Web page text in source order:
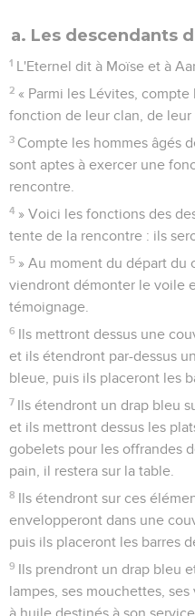
a. Les descendants
1 L'Eternel dit à Moïse et à
2 « Parmi les Lévites,
fonction de leur clan, de leur
3 Compte les hommes âgés
sont aptes à exercer une
rencontre.
4 » Voici les fonctions des
tente de la rencontre : ils
5 » Au moment du départ du
viendront démonter le voile
témoignage.
6 Ils mettront dessus une
et ils étendront par-dessus
bleue, puis ils placeront les
7 Ils étendront un drap bleu
et ils mettront dessus les
gobelets pour les offrandes
pain, il restera sur la table.
8 Ils étendront sur ces
envelopperont dans une
puis ils placeront les barres
9 Ils prendront un drap bleu
lampes, ses mouchettes,
à huile destinés à son service.